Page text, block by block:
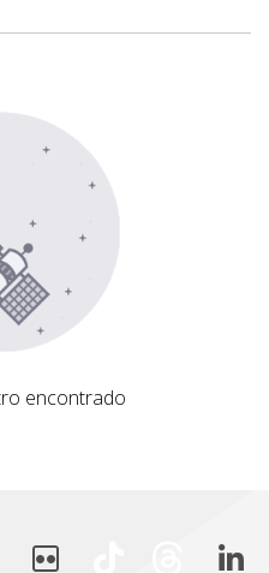
encontrado
encontrado